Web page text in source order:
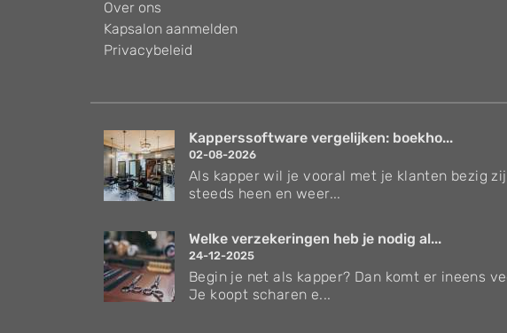
Over ons
Kapsalon aanmelden
Privacybeleid
Kapperssoftware vergelijken: boekho...
02-08-2026
Als kapper wil je vooral met je klanten bezig
steeds heen en weer...
Welke verzekeringen heb je nodig al...
24-12-2025
Begin je net als kapper? Dan komt er ineens
Je koopt scharen e...